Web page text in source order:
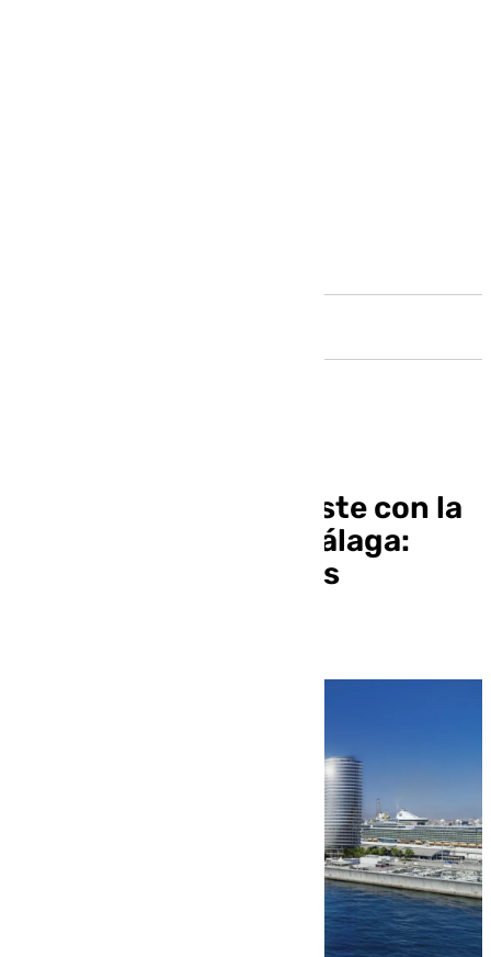
El Ayuntamiento insiste con la
torre del puerto de Málaga:
«Cuenta con todas las